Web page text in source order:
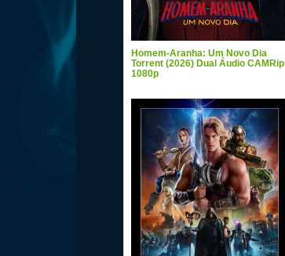
Homem-Aranha: Um Novo Dia
Torrent (2026) Dual Áudio CAMRip
1080p